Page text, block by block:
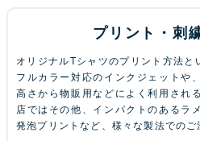
プリント・刺
オリジナルTシャツのプリント方法と
フルカラー対応のインクジェットや
高さから物販用などによく利用され
店ではその他、インパクトのあるラ
発泡プリントなど、様々な製法でのご